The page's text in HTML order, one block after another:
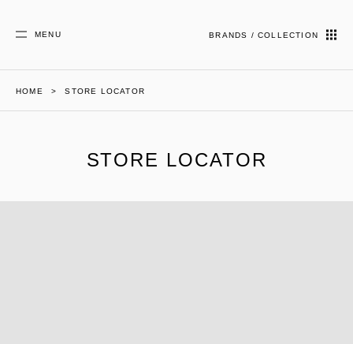
MENU BRANDS / COLLECTION
HOME STORE LOCATOR
STORE LOCATOR